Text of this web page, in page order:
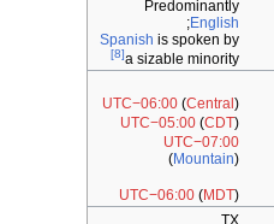
Predominantly
English
;
Spanish is spoken by
a sizable minority
[8]
UTC−06:00(Central )
UTC−05:00(CDT)
UTC−07:00
(Mountain)
UTC−06:00(MDT)